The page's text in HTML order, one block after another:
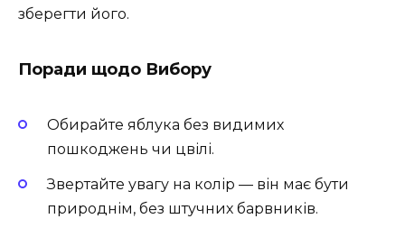
зберегти його.
Поради щодо Вибору
Обирайте яблука без видимих
пошкоджень чи цвілі.
Звертайте увагу на колір — він має бути
природнім, без штучних барвників.